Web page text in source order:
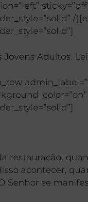
Adultos.
restauração,
acontecer,
Senhor se